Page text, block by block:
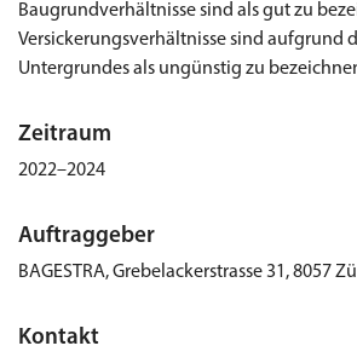
Baugrundverhältnisse sind als gut zu
Versickerungsverhältnisse sind aufgrund
Untergrundes als ungünstig zu
Zeitraum
2022–2024
Auftraggeber
BAGESTRA, Grebelackerstrasse 31, 8057
Kontakt